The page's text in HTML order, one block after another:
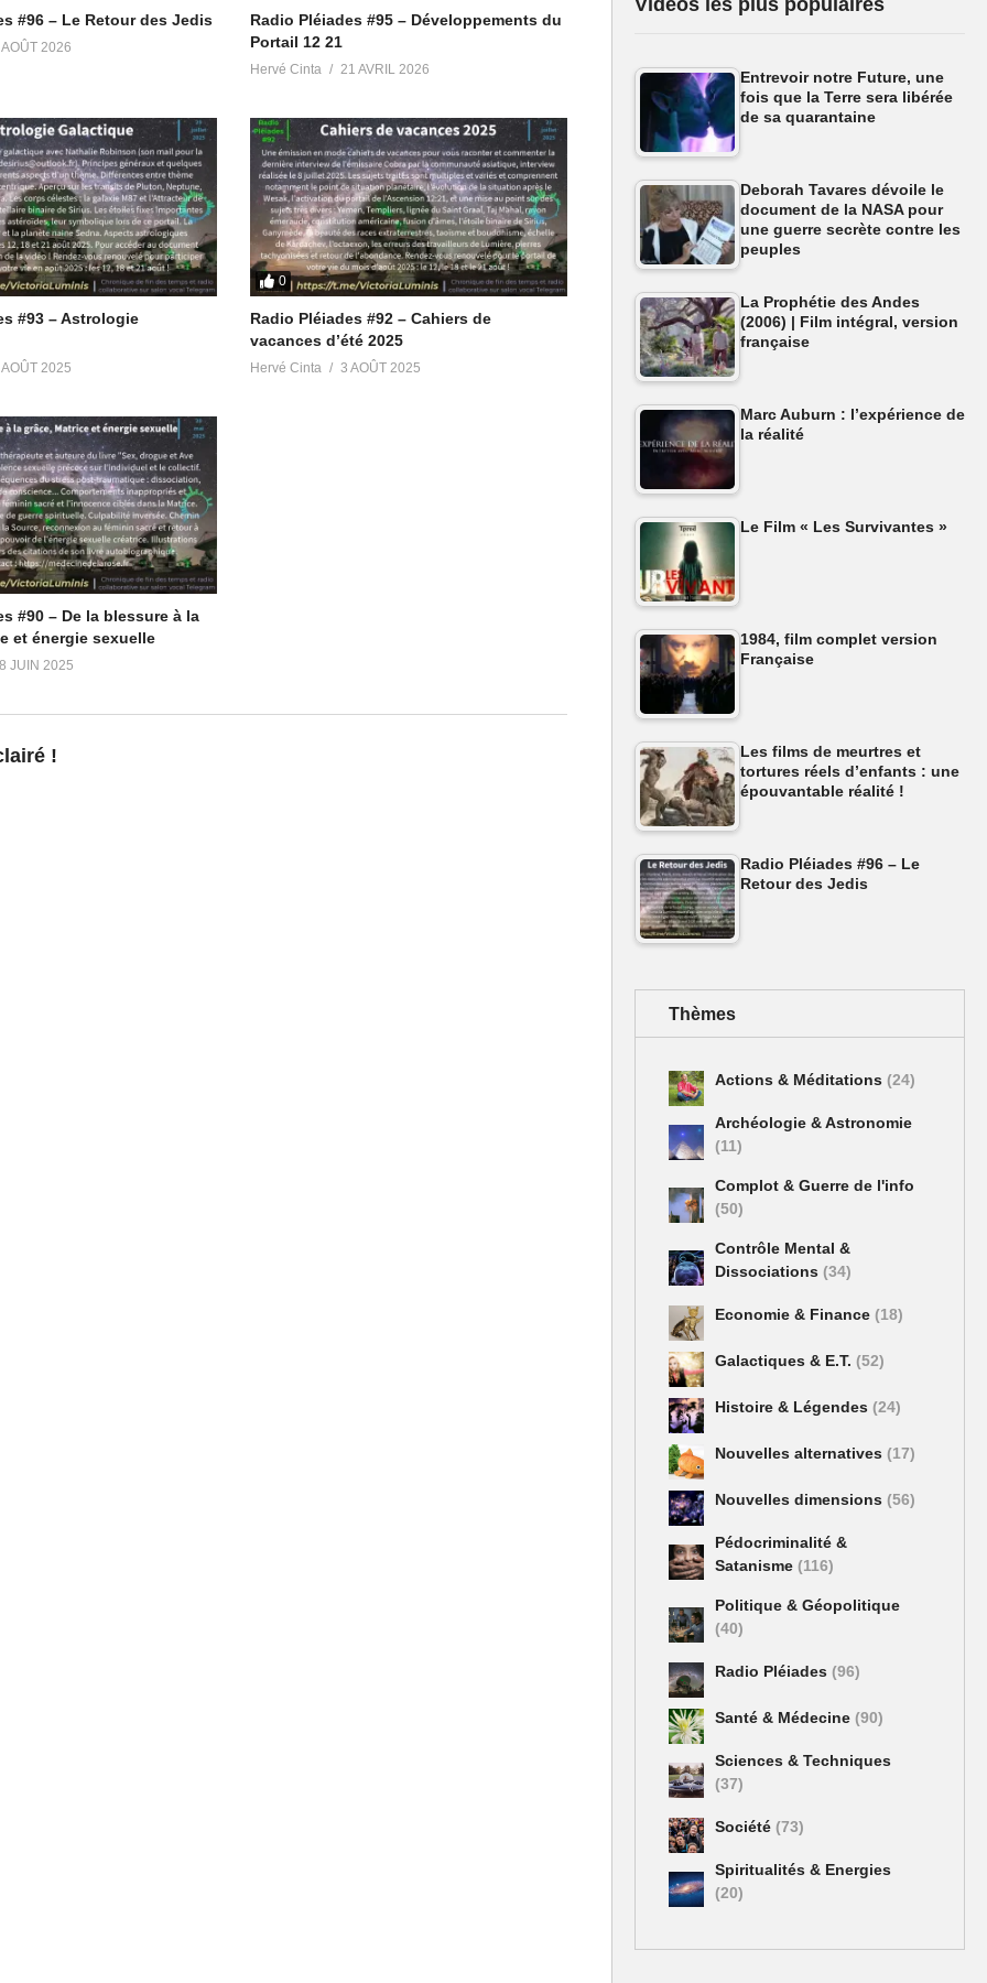
https://t.me/avisradiopleiades
t.me/meditationliberation
#96 – Le Retour des Jedis
2026
Radio Pléiades #95 – Développements du
Portail 12 21
Hervé Cinta 21 AVRIL 2026
#93 – Astrologie
2025
0
Radio Pléiades #92 – Cahiers de
vacances d’été 2025
Hervé Cinta 3 AOÛT 2025
#90 – De la blessure à la
et énergie sexuelle
JUIN 2025
!
Vidéos les plus populaires
Entrevoir notre Future, une
fois que la Terre sera libérée
de sa quarantaine
Deborah Tavares dévoile le
document de la NASA pour
une guerre secrète contre les
peuples
La Prophétie des Andes
(2006) | Film intégral, version
française
Marc Auburn : l’expérience de
la réalité
Le Film « Les Survivantes »
1984, film complet version
Française
Les films de meurtres et
tortures réels d’enfants : une
épouvantable réalité !
Radio Pléiades #96 – Le
Retour des Jedis
Thèmes
Actions & Méditations (24)
Archéologie & Astronomie
(11)
Complot & Guerre de l'info
(50)
Contrôle Mental &
Dissociations (34)
Economie & Finance (18)
Galactiques & E.T. (52)
Histoire & Légendes (24)
Nouvelles alternatives (17)
Nouvelles dimensions (56)
Pédocriminalité &
Satanisme (116)
Politique & Géopolitique
(40)
Radio Pléiades (96)
Santé & Médecine (90)
Sciences & Techniques
(37)
Société (73)
Spiritualités & Energies
(20)